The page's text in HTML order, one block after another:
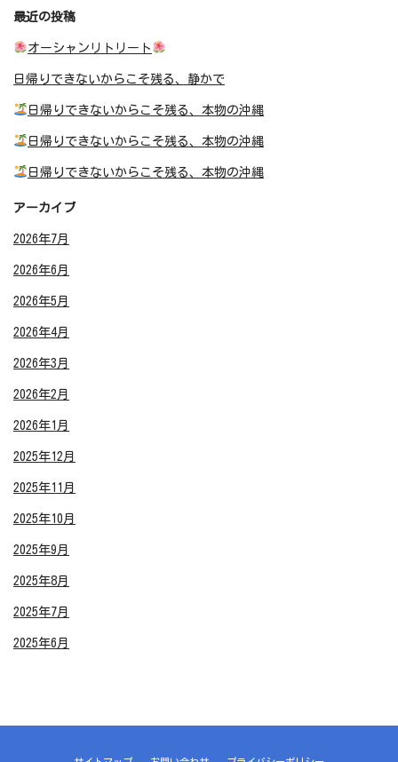
最近の投稿
オーシャンリトリート
日帰りできないからこそ残る、静かで
日帰りできないからこそ残る、本物の沖縄
日帰りできないからこそ残る、本物の沖縄
日帰りできないからこそ残る、本物の沖縄
アーカイブ
2026年7月
2026年6月
2026年5月
2026年4月
2026年3月
2026年2月
2026年1月
2025年12月
2025年11月
2025年10月
2025年9月
2025年8月
2025年7月
2025年6月